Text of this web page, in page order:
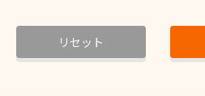
リセット